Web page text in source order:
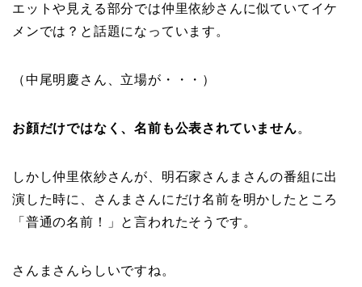
エットや見える部分では仲里依紗さんに似ていてイケ
メンでは？と話題になっています。
（中尾明慶さん、立場が・・・）
お顔だけではなく、名前も公表されていません。
しかし仲里依紗さんが、明石家さんまさんの番組に出
演した時に、さんまさんにだけ名前を明かしたところ
「普通の名前！」と言われたそうです。
さんまさんらしいですね。